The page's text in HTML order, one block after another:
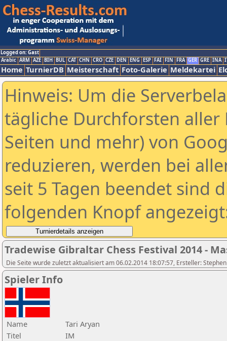
Logged on: Gast
Arabic ARM AZE BIH BUL CAT CHN CRO CZE DEN ENG ESP FAI FIN FRA GER GRE INA
Home TurnierDB Meisterschaft Foto-Galerie Meldekartei
Hinweis: Um die
tägliche Durchforsten aller
Seiten und mehr) von
reduzieren, werden bei
seit 5 Tagen beendet sind
folgenden Knopf
Tradewise Gibraltar Chess Festival 2014 -
Die Seite wurde zuletzt aktualisiert am 06.02.2014 18:07:57, Ersteller:
Spieler Info
Name
Tari Aryan
Titel
IM